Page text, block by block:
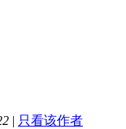
| 只看该作者